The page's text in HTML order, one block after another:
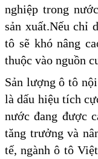
nghiệp trong
sản xuất.Nếu chỉ
tô sẽ khó nâng
thuộc vào nguồn
Sản lượng ô tô
là dấu hiệu tích
nước đang được
tăng trưởng và
tế, ngành ô tô